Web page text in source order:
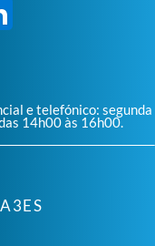
e telefónico: segunda
14h00 às 16h00.